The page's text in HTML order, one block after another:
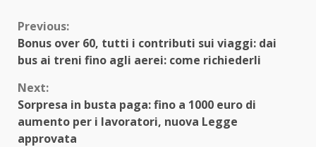
Continue
Reading
Previous:
Bonus over 60, tutti i contributi sui viaggi: dai
bus ai treni fino agli aerei: come richiederli
Next:
Sorpresa in busta paga: fino a 1000 euro di
aumento per i lavoratori, nuova Legge
approvata